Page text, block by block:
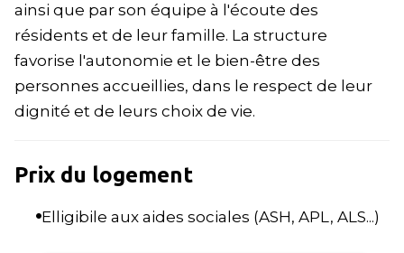
ainsi que par son équipe à l'écoute des
résidents et de leur famille. La structure
favorise l'autonomie et le bien-être des
personnes accueillies, dans le respect de leur
dignité et de leurs choix de vie.
Prix du logement
Elligibile aux aides sociales (ASH, APL, ALS...)